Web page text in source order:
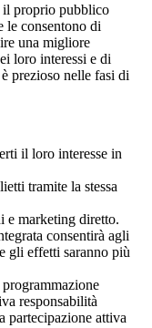
il proprio pubblico
le consentono di
una migliore
loro interessi e di
prezioso nelle fasi di
il loro interesse in
tramite la stessa
e marketing diretto.
consentirà agli
gli effetti saranno più
responsabilità
partecipazione attiva